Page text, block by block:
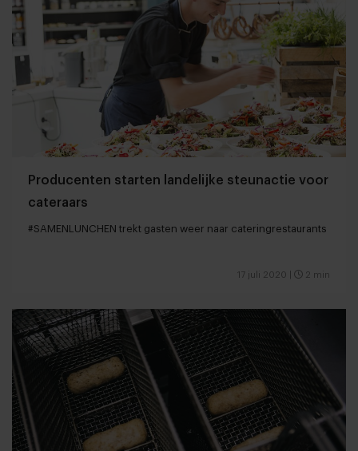
Producenten starten landelijke steunactie voor
cateraars
#SAMENLUNCHEN trekt gasten weer naar cateringrestaurants
17 juli 2020 2 min